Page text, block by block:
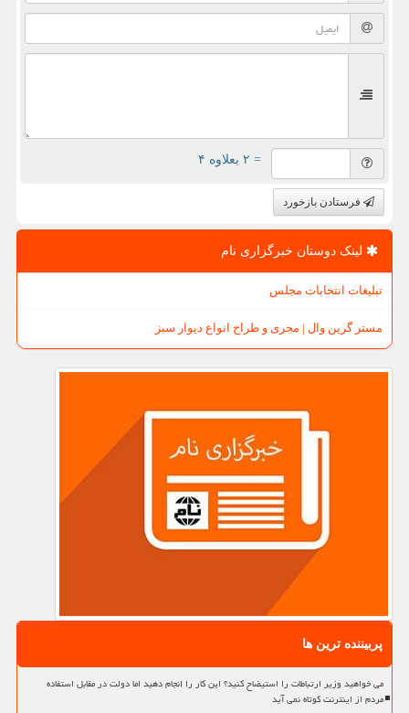
= ۲ بعلاوه ۴
فرستادن بازخورد
لینک دوستان خبرگزاری نام
تبلیغات انتخابات مجلس
مستر گرین وال | مجری و طراح انواع دیوار سبز
پربیننده ترین ها
می خواهید وزیر ارتباطات را استیضاح کنید؟ این کار را انجام دهید اما دولت در مقابل استفاده
مردم از اینترنت کوتاه نمی آید